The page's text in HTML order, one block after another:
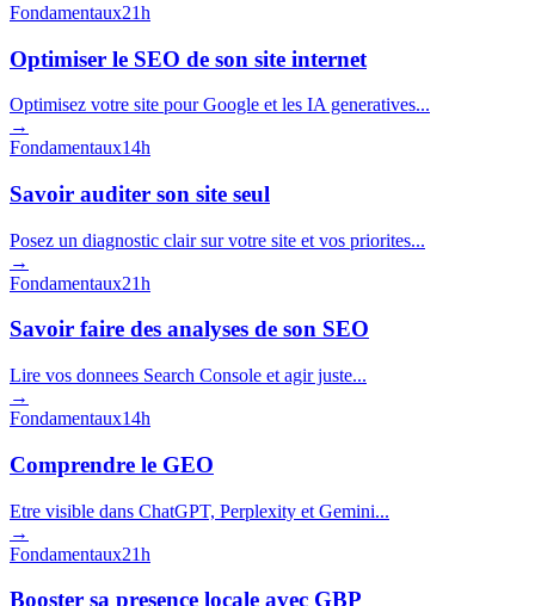
Fondamentaux21h
Optimiser le SEO de son site internet
Optimisez votre site pour Google et les IA generatives...
→
Fondamentaux14h
Savoir auditer son site seul
Posez un diagnostic clair sur votre site et vos priorites...
→
Fondamentaux21h
Savoir faire des analyses de son SEO
Lire vos donnees Search Console et agir juste...
→
Fondamentaux14h
Comprendre le GEO
Etre visible dans ChatGPT, Perplexity et Gemini...
→
Fondamentaux21h
Booster sa presence locale avec GBP